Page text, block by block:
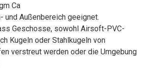
Ca
und Außenbereich geeignet.
Geschosse, sowohl Airsoft-PVC-
Kugeln oder Stahlkugeln von
verstreut werden oder die Umgebung